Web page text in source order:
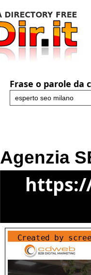
Frase o parole da
Agenzia